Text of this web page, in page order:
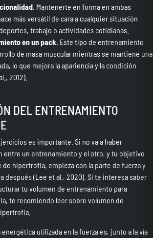
Mantenerte en forma en ambas
más versátil de cara a cualquier situación
trabajo o actividades cotidianas.
en un pack. Este tipo de entrenamiento
de masa muscular mientras se mantiene una
lo que mejora la apariencia y la condición
2012).
DEL ENTRENAMIENTO
es importante. Si no va a haber
entre un entrenamiento y el otro, y tu objetivo
hipertrofia, empieza con la parte de fuerza y
después (Lee et al., 2020). Si te interesa saber
tu volumen de entrenamiento para
te recomiendo leer sobre volumen de
energética utilizada en la fuerza es, junto a la vía